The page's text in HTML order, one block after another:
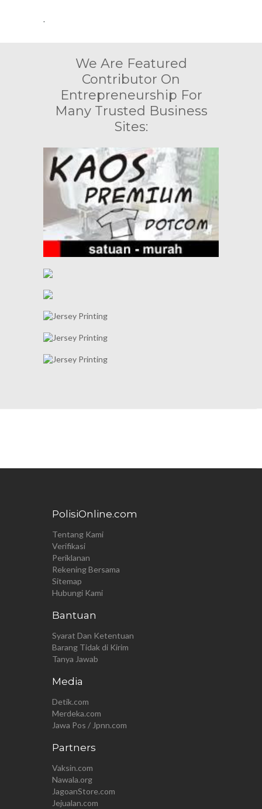
.
We Are Featured
Contributor On
Entrepreneurship For
Many Trusted Business
Sites:
PolisiOnline.com
Tentang Kami
Verifikasi
Periklanan
Rekening Bersama
Sitemap
Hubungi Kami
Bantuan
Syarat Dan Ketentuan
Barang Tidak di Kirim
Tanya Jawab
Media
Detik.com
Merdeka.com
Jawa Pos / Jpnn.com
Partners
Vaksin.com
Nawala.org
JagoanStore.com
Jejualan.com